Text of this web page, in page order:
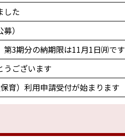
した
）
3期分の納期限は11月1日㈪です
うございます
育）利用申請受付が始まります